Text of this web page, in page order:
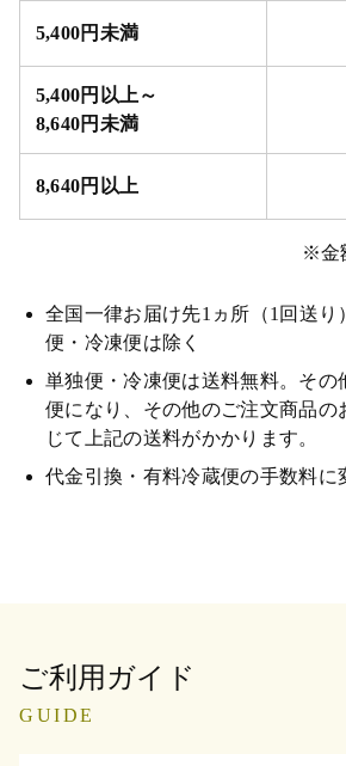
5,400円未満
5,400円以上～
8,640円未満
8,640円以上
※金
全国一律お届け先1ヵ所（1回送
便・冷凍便は除く
単独便・冷凍便は送料無料。その
便になり、その他のご注文商品の
じて上記の送料がかかります。
代金引換・有料冷蔵便の手数料に
ご利用ガイド
GUIDE